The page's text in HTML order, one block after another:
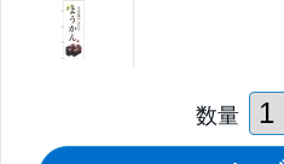
数量